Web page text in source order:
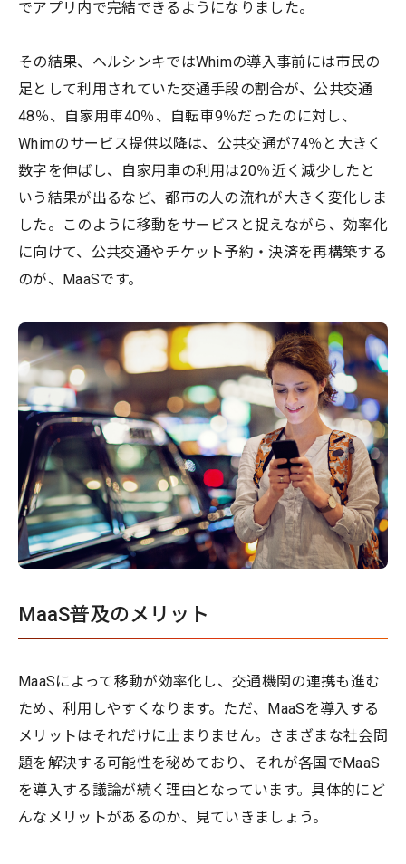
でアプリ内で完結できるようになりました。
その結果、ヘルシンキではWhimの導入事前には市民の
足として利用されていた交通手段の割合が、公共交通
48％、自家用車40％、自転車9％だったのに対し、
Whimのサービス提供以降は、公共交通が74％と大きく
数字を伸ばし、自家用車の利用は20％近く減少したと
いう結果が出るなど、都市の人の流れが大きく変化しま
した。このように移動をサービスと捉えながら、効率化
に向けて、公共交通やチケット予約・決済を再構築する
のが、MaaSです。
MaaS普及のメリット
MaaSによって移動が効率化し、交通機関の連携も進む
ため、利用しやすくなります。ただ、MaaSを導入する
メリットはそれだけに止まりません。さまざまな社会問
題を解決する可能性を秘めており、それが各国でMaaS
を導入する議論が続く理由となっています。具体的にど
んなメリットがあるのか、見ていきましょう。